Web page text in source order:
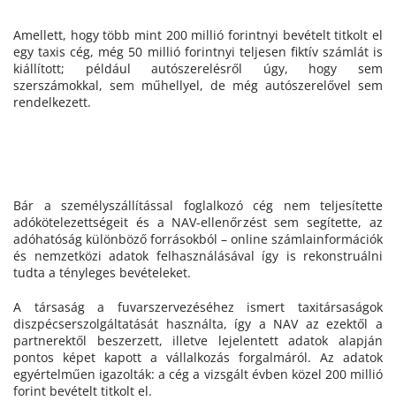
Amellett, hogy több mint 200 millió forintnyi bevételt titkolt el
egy taxis cég, még 50 millió forintnyi teljesen fiktív számlát is
kiállított; például autószerelésről úgy, hogy sem
szerszámokkal, sem műhellyel, de még autószerelővel sem
rendelkezett.
Bár a személyszállítással foglalkozó cég nem teljesítette
adókötelezettségeit és a NAV-ellenőrzést sem segítette, az
adóhatóság különböző forrásokból – online számlainformációk
és nemzetközi adatok felhasználásával így is rekonstruálni
tudta a tényleges bevételeket.
A társaság a fuvarszervezéséhez ismert taxitársaságok
diszpécserszolgáltatását használta, így a NAV az ezektől a
partnerektől beszerzett, illetve lejelentett adatok alapján
pontos képet kapott a vállalkozás forgalmáról. Az adatok
egyértelműen igazolták: a cég a vizsgált évben közel 200 millió
forint bevételt titkolt el.